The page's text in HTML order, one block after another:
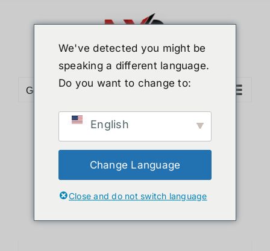
Go to...
Sort byPrice
Show36 Products
We've detected you might be
speaking a different language.
Do you want to change to:
English
Change Language
Close and do not switch language